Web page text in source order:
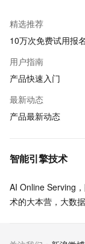
精选推荐
10万次免费试用报
用户指南
产品快速入门
最新动态
产品最新动态
智能引擎技术
AI Online Serving
术的大本营，大数